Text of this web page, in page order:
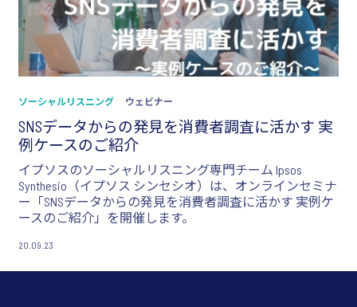
ソーシャルリスニング ウェビナー
SNSデータからの発見を消費者調査に活かす 実
例ケースのご紹介
イプソスのソーシャルリスニング専門チーム Ipsos
Synthesio（イプソス シンセシオ）は、オンラインセミナ
ー「SNSデータからの発見を消費者調査に活かす 実例ケ
ースのご紹介」を開催します。
20.09.23